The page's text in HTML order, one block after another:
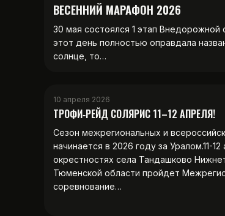
ВЕСЕННИЙ МАРАФОН 2026
30 мая состоялся 1 этап
этот день полностью оправдала
солнце, то…
10 апреля 2026
ТРОФИ‑РЕЙД СОЛЯРИС 11–12 АПРЕЛЯ!
Сезон межрегиональных и
начинается в 2026 году за Уралом.11-
окрестностях села Тандашково
Тюменской области пройдет
соревнование…